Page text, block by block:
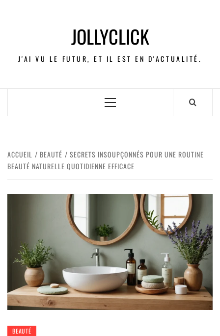
JOLLYCLICK
J'AI VU LE FUTUR, ET IL EST EN D'ACTUALITÉ.
ACCUEIL BEAUTÉ
SECRETS INSOUPÇONNÉS POUR UNE ROUTINE
BEAUTÉ NATURELLE QUOTIDIENNE EFFICACE
BEAUTÉ